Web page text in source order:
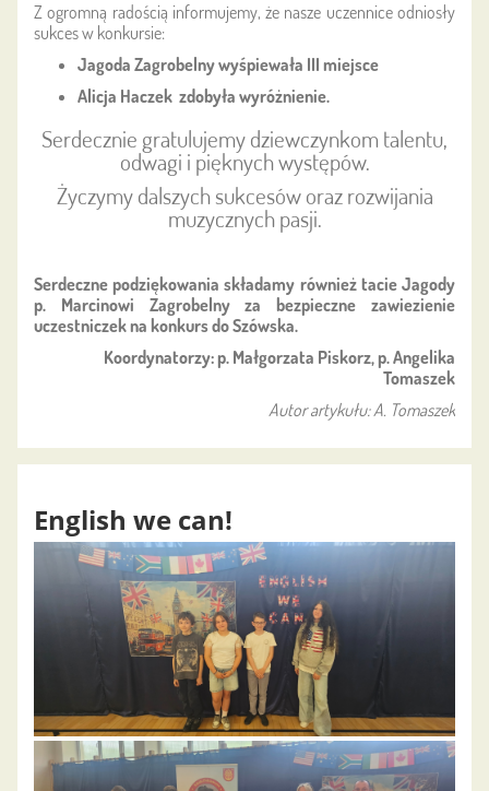
Z ogromną radością informujemy, że nasze uczennice odniosły
sukces w konkursie:
Jagoda Zagrobelny wyśpiewała III miejsce
Alicja Haczek zdobyła wyróżnienie.
Serdecznie gratulujemy dziewczynkom talentu,
odwagi i pięknych występów.
Życzymy dalszych sukcesów oraz rozwijania
muzycznych pasji.
Serdeczne podziękowania składamy również tacie Jagody
p. Marcinowi Zagrobelny za bezpieczne zawiezienie
uczestniczek na konkurs do Szówska.
Koordynatorzy: p. Małgorzata Piskorz, p. Angelika
Tomaszek
Autor artykułu: A. Tomaszek
English we can!